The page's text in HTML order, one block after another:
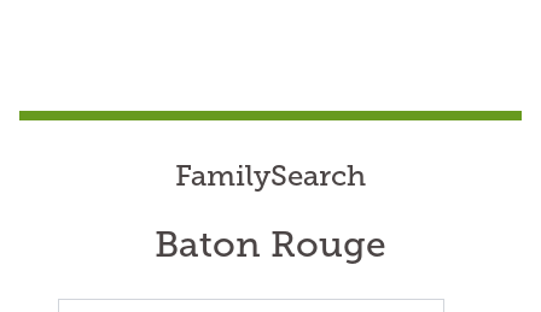
FamilySearch
Baton Rouge